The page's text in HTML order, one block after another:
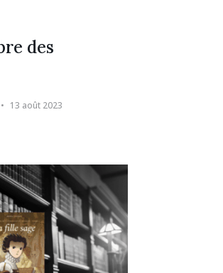
des
13 août 2023